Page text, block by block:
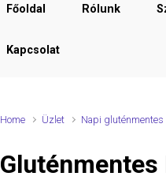
Főoldal Rólunk
Kapcsolat
Home Üzlet Napi gluténmentes
Gluténmentes